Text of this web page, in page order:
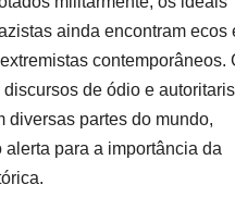
ainda encontram ecos
contemporâneos.
de ódio e
diversas partes do mundo,
alerta para a importância da